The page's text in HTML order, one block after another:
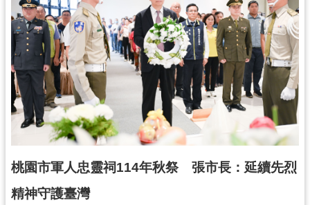
訊
錄
業
務
資
訊
訊
息
公
桃園市軍人忠靈祠114年秋祭 張市長：延續先烈
精神守護臺灣